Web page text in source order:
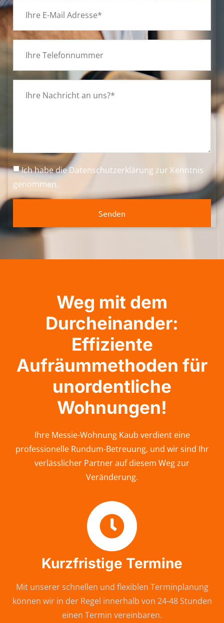
Ich habe dieDatenschutzerklärung zur Kenntnis
genommen.
Senden
Weg mit dem
Durcheinander:
Effiziente
Aufräummethoden für
unordentliche
Wohnungen!
Ihre Messie-Wohnung Kaub verdient eine
professionelle Rundum-Betreuung, und wir sind Ihr
verlässlicher Partner auf diesem Weg zur
Veränderung.
Kurzfristige Termine
Mit unserer schnellen und flexiblen Terminplanung
können wir in der Regel innerhalb von 24-48 Stunden
einen Termin vereinbaren.